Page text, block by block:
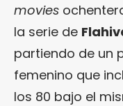
movies
la serie de
partiendo de un
femenino que
los 80 bajo el